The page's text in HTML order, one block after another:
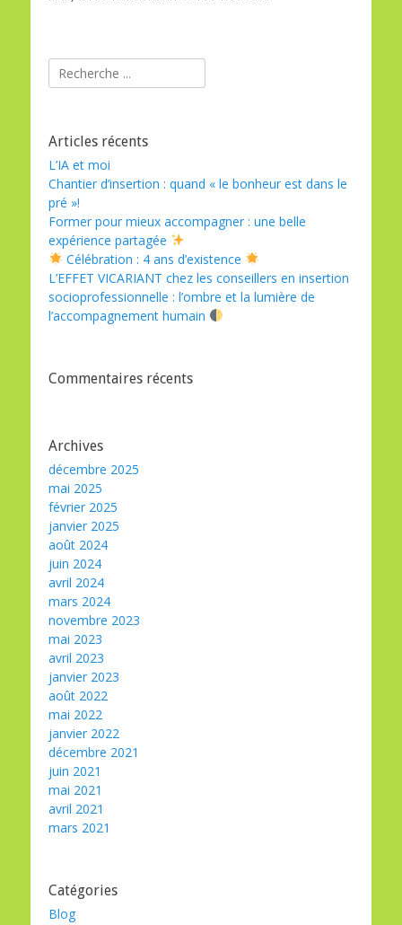
Rechercher :
Articles récents
L’IA et moi
Chantier d’insertion : quand « le bonheur est dans le
pré »!
Former pour mieux accompagner : une belle
expérience partagée
Célébration : 4 ans d’existence
L’EFFET VICARIANT chez les conseillers en insertion
socioprofessionnelle : l’ombre et la lumière de
l’accompagnement humain
Commentaires récents
Archives
décembre 2025
mai 2025
février 2025
janvier 2025
août 2024
juin 2024
avril 2024
mars 2024
novembre 2023
mai 2023
avril 2023
janvier 2023
août 2022
mai 2022
janvier 2022
décembre 2021
juin 2021
mai 2021
avril 2021
mars 2021
Catégories
Blog